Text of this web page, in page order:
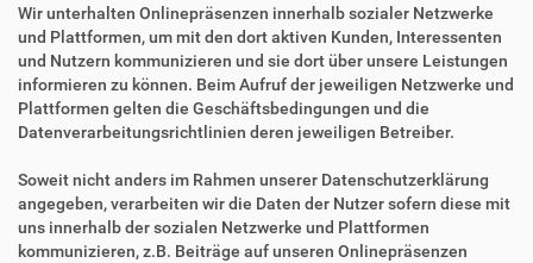
Wir unterhalten Onlinepräsenzen innerhalb sozialer Netzwerke
und Plattformen, um mit den dort aktiven Kunden, Interessenten
und Nutzern kommunizieren und sie dort über unsere Leistungen
informieren zu können. Beim Aufruf der jeweiligen Netzwerke und
Plattformen gelten die Geschäftsbedingungen und die
Datenverarbeitungsrichtlinien deren jeweiligen Betreiber.
Soweit nicht anders im Rahmen unserer Datenschutzerklärung
angegeben, verarbeiten wir die Daten der Nutzer sofern diese mit
uns innerhalb der sozialen Netzwerke und Plattformen
kommunizieren, z.B. Beiträge auf unseren Onlinepräsenzen